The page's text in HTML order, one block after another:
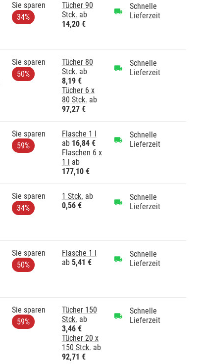
Sie sparen
34%
Tücher 90
Stck. ab
14,20 €
Schnelle
Lieferzeit
Sie sparen
50%
Tücher 80
Stck. ab
8,19 €
Tücher 6 x
80 Stck. ab
97,27 €
Schnelle
Lieferzeit
Sie sparen
59%
Flasche 1 l
ab 16,84 €
Flaschen 6 x
1 l ab
177,10 €
Schnelle
Lieferzeit
Sie sparen
34%
1 Stck. ab
0,56 €
Schnelle
Lieferzeit
Sie sparen
50%
Flasche 1 l
ab 5,41 €
Schnelle
Lieferzeit
Sie sparen
59%
Tücher 150
Stck. ab
3,46 €
Tücher 20 x
150 Stck. ab
92,71 €
Schnelle
Lieferzeit